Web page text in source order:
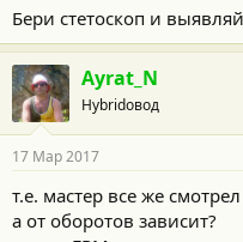
В общем, у кого какие
Бери стетоскоп и
Ayrat_N
Hybridовод
17 Мар 2017
т.е. мастер все же
а от оборотов зависит?